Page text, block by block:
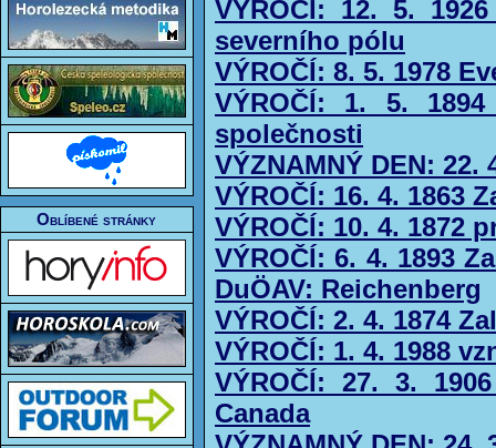
Oblíbené stránky
VÝROČÍ: 12. 5.
severního pólu
VÝROČÍ: 8. 5. 1978
VÝROČÍ: 1. 5.
společnosti
VÝZNAMNÝ DEN: 22.
VÝROČÍ: 16. 4. 1863
VÝROČÍ: 10. 4. 1872
VÝROČÍ: 6. 4. 1893
DuÖAV: Reichenberg
VÝROČÍ: 2. 4. 1874
VÝROČÍ: 1. 4. 1988
VÝROČÍ: 27. 3.
Canada